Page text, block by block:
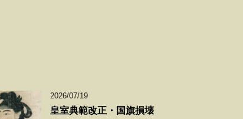
2026/07/19
皇室典範改正・国旗損壊